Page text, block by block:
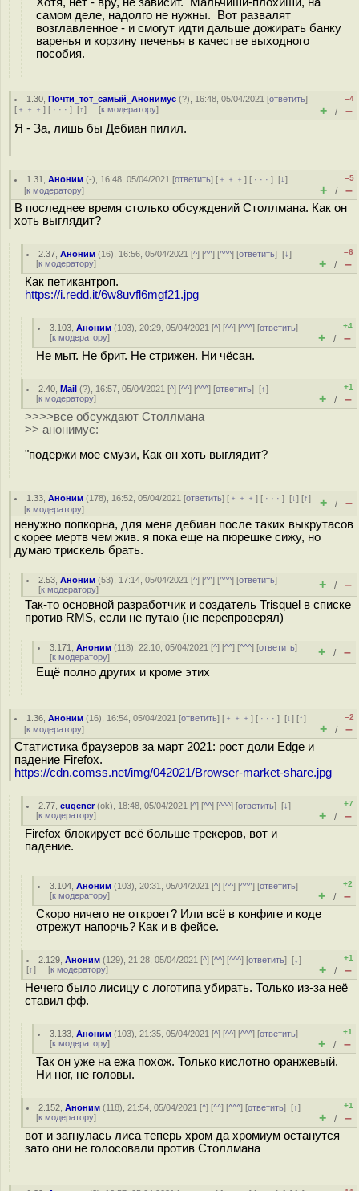
самом деле, надолго не нужны. Вот развалят
возглавленное - и смогут идти дальше дожирать банку
варенья и корзину печенья в качестве выходного
пособия.
1.30 ,Почти_тот_самый_Анонимус (?), 16:48, 05/04/2021 [ответить]
[ ﹢﹢﹢ ] [ · · · ] [↑] [к модератору]
–4
+ / –
Я - За, лишь бы Дебиан пилил.
1.31 ,Аноним (-), 16:48, 05/04/2021 [ответить] [ ﹢﹢﹢] [ · · ·][↓]
[к модератору]
–5
+ / –
В последнее время столько обсуждений Столлмана. Как он
хоть выглядит?
2.37 ,Аноним (16), 16:56, 05/04/2021 [^] [^^] [^^^] [ответить][↓]
[к модератору]
–6
+ / –
Как петикантроп.
https://i.redd.it/6w8uvfl6mgf21.jpg
3.103 ,Аноним (103), 20:29, 05/04/2021 [^] [^^] [^^^] [ответить]
[к модератору]
+4
+ / –
Не мыт. Не брит. Не стрижен. Ни чёсан.
2.40 ,Mail (?), 16:57, 05/04/2021 [^] [^^] [^^^] [ответить][↑]
[к модератору]
+1
+ / –
>>>>все обсуждают Столлмана
>> анонимус:
"подержи мое смузи, Как он хоть выглядит?
1.33 ,Аноним (178), 16:52, 05/04/2021 [ответить] [ ﹢﹢﹢] [ · · ·][↓] [↑]
[к модератору] + / –
ненужно попкорна, для меня дебиан после таких выкрутасов
скорее мертв чем жив. я пока еще на пюрешке сижу, но
думаю трискель брать.
2.53 ,Аноним (53), 17:14, 05/04/2021 [^] [^^] [^^^] [ответить]
[к модератору] + / –
Так-то основной разработчик и создатель Trisquel в списке
против RMS, если не путаю (не перепроверял)
3.171 ,Аноним (118), 22:10, 05/04/2021 [^] [^^] [^^^] [ответить]
[к модератору] + / –
Ещё полно других и кроме этих
1.36 ,Аноним (16), 16:54, 05/04/2021 [ответить] [ ﹢﹢﹢] [ · · ·][↓] [↑]
[к модератору]
–2
+ / –
Статистика браузеров за март 2021: рост доли Edge и
падение Firefox.
https://cdn.comss.net/img/042021/Browser-market-share.jpg
2.77 ,eugener(ok), 18:48, 05/04/2021 [^] [^^] [^^^] [ответить][↓]
[к модератору]
+7
+ / –
Firefox блокирует всё больше трекеров, вот и
падение.
3.104 ,Аноним (103), 20:31, 05/04/2021 [^] [^^] [^^^] [ответить]
[к модератору]
+2
+ / –
Скоро ничего не откроет? Или всё в конфиге и коде
отрежут напорчь? Как и в фейсе.
2.129 ,Аноним (129), 21:28, 05/04/2021 [^] [^^] [^^^] [ответить][↓]
[↑] [к модератору]
+1
+ / –
Нечего было лисицу с логотипа убирать. Только из-за неё
ставил фф.
3.133 ,Аноним (103), 21:35, 05/04/2021 [^] [^^] [^^^] [ответить]
[к модератору]
+1
+ / –
Так он уже на ежа похож. Только кислотно оранжевый.
Ни ног, не головы.
2.152 ,Аноним (118), 21:54, 05/04/2021 [^] [^^] [^^^] [ответить][↑]
[к модератору]
+1
+ / –
вот и загнулась лиса теперь хром да хромиум останутся
зато они не голосовали против Столлмана